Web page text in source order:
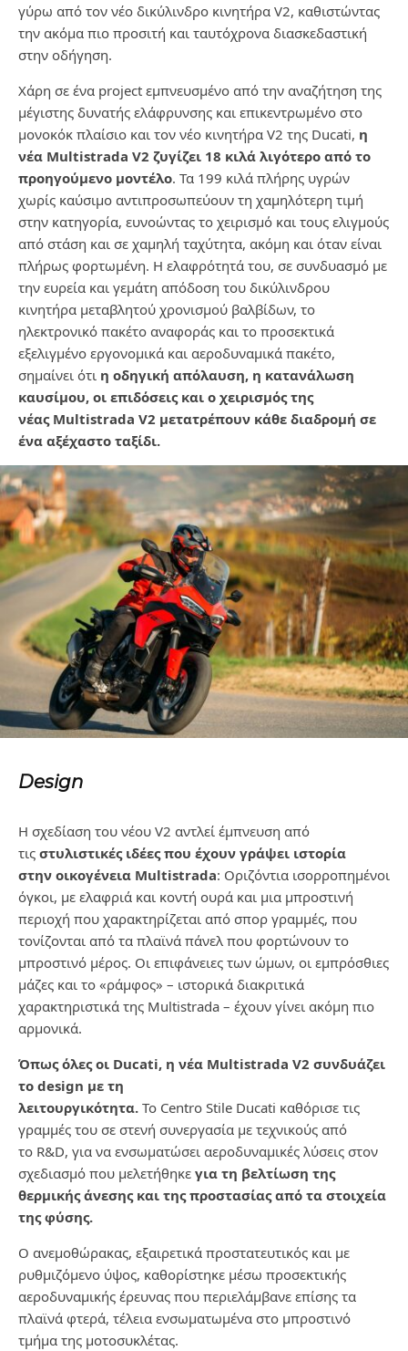
γύρω από τον νέο δικύλινδρο κινητήρα V2, καθιστώντας
την ακόμα πιο προσιτή και ταυτόχρονα διασκεδαστική
στην οδήγηση.
Χάρη σε ένα project εμπνευσμένο από την αναζήτηση της
μέγιστης δυνατής ελάφρυνσης και επικεντρωμένο στο
μονοκόκ πλαίσιο και τον νέο κινητήρα V2 της Ducati, η
νέα Multistrada V2 ζυγίζει 18 κιλά λιγότερο από το
προηγούμενο μοντέλο. Τα 199 κιλά πλήρης υγρών
χωρίς καύσιμο αντιπροσωπεύουν τη χαμηλότερη τιμή
στην κατηγορία, ευνοώντας το χειρισμό και τους ελιγμούς
από στάση και σε χαμηλή ταχύτητα, ακόμη και όταν είναι
πλήρως φορτωμένη. Η ελαφρότητά του, σε συνδυασμό με
την ευρεία και γεμάτη απόδοση του δικύλινδρου
κινητήρα μεταβλητού χρονισμού βαλβίδων, το
ηλεκτρονικό πακέτο αναφοράς και το προσεκτικά
εξελιγμένο εργονομικά και αεροδυναμικά πακέτο,
σημαίνει ότι η οδηγική απόλαυση, η κατανάλωση
καυσίμου, οι επιδόσεις και ο χειρισμός της
νέας Multistrada V2 μετατρέπουν κάθε διαδρομή σε
ένα αξέχαστο ταξίδι.
Design
Η σχεδίαση του νέου V2 αντλεί έμπνευση από
τις στυλιστικές ιδέες που έχουν γράψει ιστορία
στην οικογένεια Multistrada: Οριζόντια ισορροπημένοι
όγκοι, με ελαφριά και κοντή ουρά και μια μπροστινή
περιοχή που χαρακτηρίζεται από σπορ γραμμές, που
τονίζονται από τα πλαϊνά πάνελ που φορτώνουν το
μπροστινό μέρος. Οι επιφάνειες των ώμων, οι εμπρόσθιες
μάζες και το «ράμφος» – ιστορικά διακριτικά
χαρακτηριστικά της Multistrada – έχουν γίνει ακόμη πιο
αρμονικά.
Όπως όλες οι Ducati, η νέα Multistrada V2 συνδυάζει
το design με τη
λειτουργικότητα. Το Centro Stile Ducati καθόρισε τις
γραμμές του σε στενή συνεργασία με τεχνικούς από
το R&D, για να ενσωματώσει αεροδυναμικές λύσεις στον
σχεδιασμό που μελετήθηκε για τη βελτίωση της
θερμικής άνεσης και της προστασίας από τα στοιχεία
της φύσης.
Ο ανεμοθώρακας, εξαιρετικά προστατευτικός και με
ρυθμιζόμενο ύψος, καθορίστηκε μέσω προσεκτικής
αεροδυναμικής έρευνας που περιελάμβανε επίσης τα
πλαϊνά φτερά, τέλεια ενσωματωμένα στο μπροστινό
τμήμα της μοτοσυκλέτας.